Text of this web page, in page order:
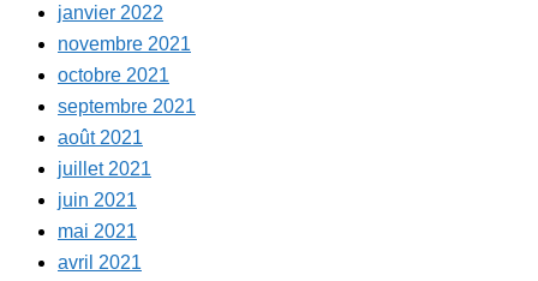
janvier 2022
novembre 2021
octobre 2021
septembre 2021
août 2021
juillet 2021
juin 2021
mai 2021
avril 2021